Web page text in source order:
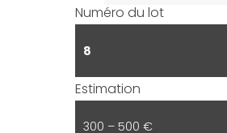
Numéro du lot
8
Estimation
300 – 500 €